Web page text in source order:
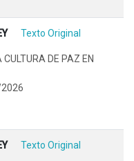
Texto Original
DE PAZ EN
Texto Original